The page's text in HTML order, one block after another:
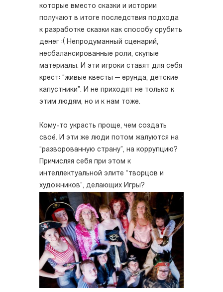
которые вместо сказки и истории
получают в итоге последствия подхода
к разработке сказки как способу срубить
денег :( Непродуманный сценарий,
несбалансированные роли, скупые
материалы. И эти игроки ставят для себя
крест: “живые квесты — ерунда, детские
капустники”. И не приходят не только к
этим людям, но и к нам тоже.
Кому-то украсть проще, чем создать
своё. И эти же люди потом жалуются на
“разворованную страну”, на коррупцию?
Причисляя себя при этом к
интеллектуальной элите “творцов и
художников”, делающих Игры?